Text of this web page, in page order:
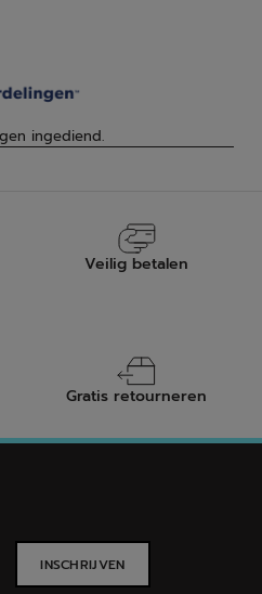
Veilig betalen
Gratis retourneren
INSCHRIJVEN